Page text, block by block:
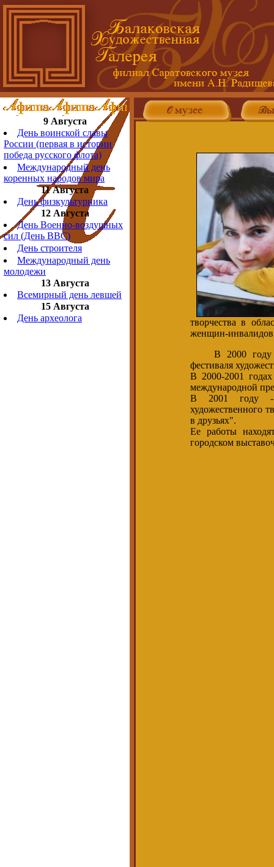
9 Августа
День воинской славы
России (первая в истории
победа русского флота)
Международный день
коренных народов мира
11 Августа
День физкультурника
12 Августа
День Военно-воздушных
сил (День ВВС)
День строителя
Международный день
молодежи
13 Августа
Всемирный день левшей
15 Августа
День археолога
творчества в
женщин-
В 2000 году
фестиваля
В 2000-2001
международной
В 2001 году -
художественного
в друзьях".
Ее работы
городском